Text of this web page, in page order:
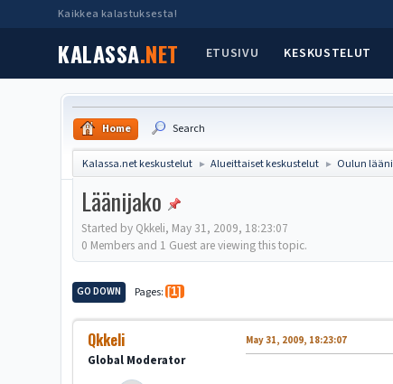
Kaikkea kalastuksesta!
KALASSA.NET ETUSIVU KESKUSTELUT
Home Search
Kalassa.net keskustelut ► Alueittaiset keskustelut ► Oulun lääni
Läänijako
Started by Qkkeli, May 31, 2009, 18:23:07
0 Members and 1 Guest are viewing this topic.
GO DOWN Pages 1
Qkkeli
Global Moderator
May 31, 2009, 18:23:07